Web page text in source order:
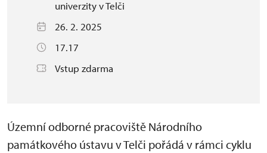
univerzity v Telči
26. 2. 2025
17.17
Vstup zdarma
Územní odborné pracoviště Národního
památkového ústavu v Telči pořádá v rámci cyklu